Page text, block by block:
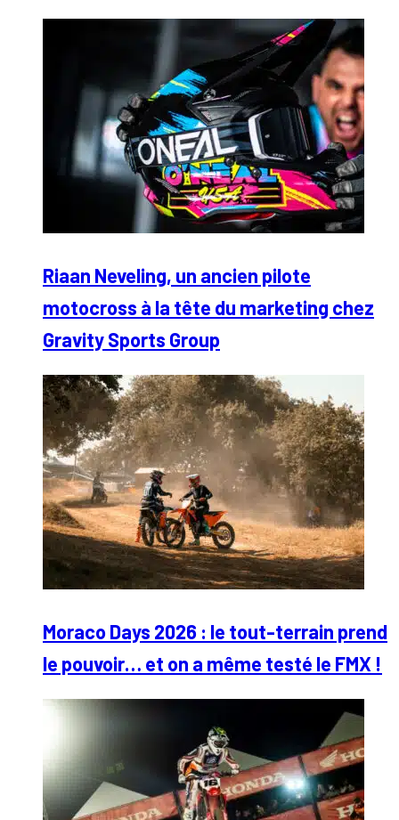
Riaan Neveling, un ancien pilote
motocross à la tête du marketing chez
Gravity Sports Group
Moraco Days 2026 : le tout-terrain prend
le pouvoir… et on a même testé le FMX !